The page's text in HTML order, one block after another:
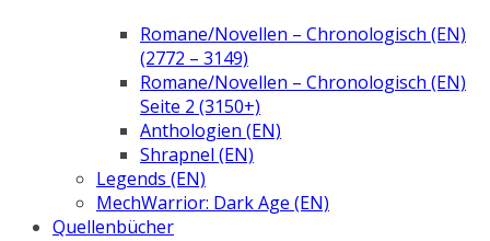
Romane/Novellen – Chronologisch (EN)
(2772 – 3149)
Romane/Novellen – Chronologisch (EN)
Seite 2 (3150+)
Anthologien (EN)
Shrapnel (EN)
Legends (EN)
MechWarrior: Dark Age (EN)
Quellenbücher